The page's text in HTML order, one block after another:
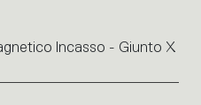
Incasso - Giunto X